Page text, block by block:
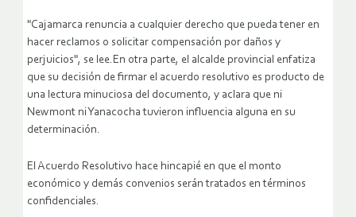
"Cajamarca renuncia a cualquier derecho que pueda tener en
hacer reclamos o solicitar compensación por daños y
perjuicios", se lee.En otra parte, el alcalde provincial enfatiza
que su decisión de firmar el acuerdo resolutivo es producto de
una lectura minuciosa del documento, y aclara que ni
Newmont ni Yanacocha tuvieron influencia alguna en su
determinación.
El Acuerdo Resolutivo hace hincapié en que el monto
económico y demás convenios serán tratados en términos
confidenciales.